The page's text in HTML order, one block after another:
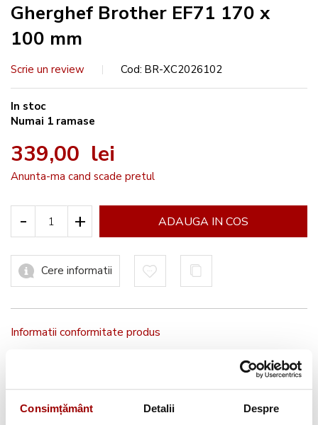
Consimțământ Detalii Despre
Gherghef Brother EF71 170 x
100 mm
Scrie un review Cod BR-XC2026102
In stoc
Numai 1 ramase
339,00 lei
Anunta-ma cand scade pretul
- + ADAUGA IN COS
Cere informatii
Informatii conformitate produs